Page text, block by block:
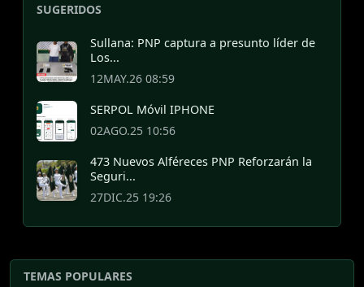
SUGERIDOS
Sullana: PNP captura a presunto líder de
Los...
12MAY.26 08:59
SERPOL Móvil IPHONE
02AGO.25 10:56
473 Nuevos Alféreces PNP Reforzarán la
Seguri...
27DIC.25 19:26
TEMAS POPULARES